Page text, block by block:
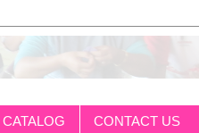
CATALOG CONTACT US